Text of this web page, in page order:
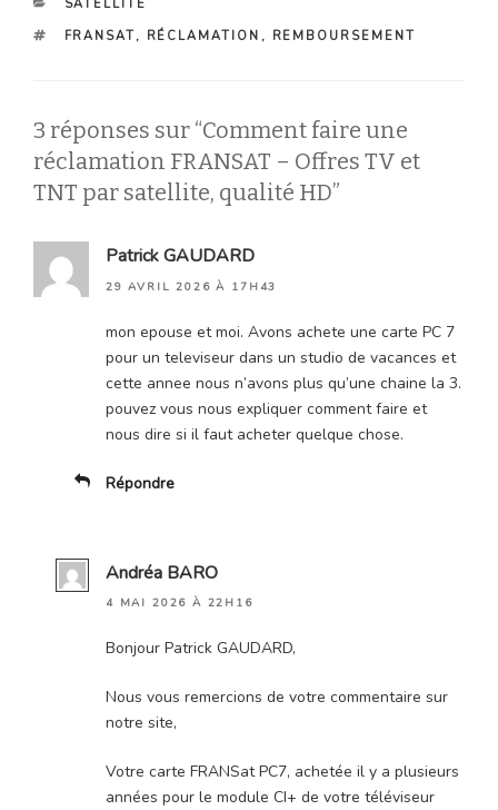
SATELLITE
ÉTIQUETTES
FRANSAT, RÉCLAMATION , REMBOURSEMENT
3 réponses sur “Comment faire une
réclamation FRANSAT – Offres TV et
TNT par satellite, qualité HD”
Patrick GAUDARD
29 AVRIL 2026 À 17H43
mon epouse et moi. Avons achete une carte PC 7
pour un televiseur dans un studio de vacances et
cette annee nous n’avons plus qu’une chaine la 3.
pouvez vous nous expliquer comment faire et
nous dire si il faut acheter quelque chose.
Répondre
Andréa BARO
4 MAI 2026 À 22H16
Bonjour Patrick GAUDARD,
Nous vous remercions de votre commentaire sur
notre site,
Votre carte FRANSat PC7, achetée il y a plusieurs
années pour le module CI+ de votre téléviseur